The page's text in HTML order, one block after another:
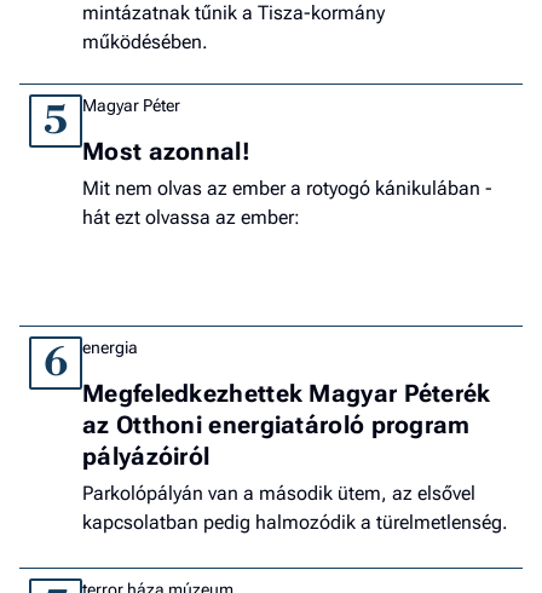
mintázatnak tűnik a Tisza-kormány
működésében.
5 Magyar Péter
Most azonnal!
Mit nem olvas az ember a rotyogó kánikulában -
hát ezt olvassa az ember:
6 energia
Megfeledkezhettek Magyar Péterék
az Otthoni energiatároló program
pályázóiról
Parkolópályán van a második ütem, az elsővel
kapcsolatban pedig halmozódik a türelmetlenség.